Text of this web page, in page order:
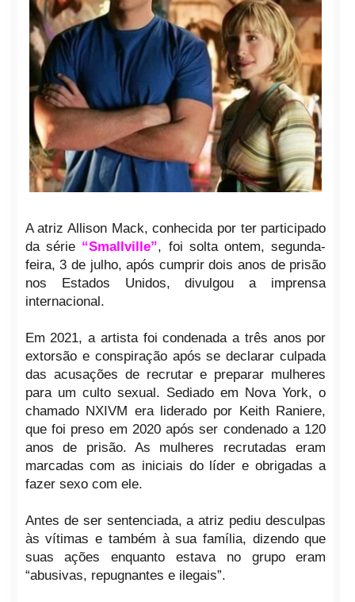
A atriz Allison Mack, conhecida por ter participado
da série“Smallville”, foi solta ontem, segunda-
feira, 3 de julho, após cumprir dois anos de prisão
nos Estados Unidos, divulgou a imprensa
internacional.
Em 2021, a artista foi condenada a três anos por
extorsão e conspiração após se declarar culpada
das acusações de recrutar e preparar mulheres
para um culto sexual. Sediado em Nova York, o
chamado NXIVM era liderado por Keith Raniere,
que foi preso em 2020 após ser condenado a 120
anos de prisão. As mulheres recrutadas eram
marcadas com as iniciais do líder e obrigadas a
fazer sexo com ele.
Antes de ser sentenciada, a atriz pediu desculpas
às vítimas e também à sua família, dizendo que
suas ações enquanto estava no grupo eram
“abusivas, repugnantes e ilegais”.